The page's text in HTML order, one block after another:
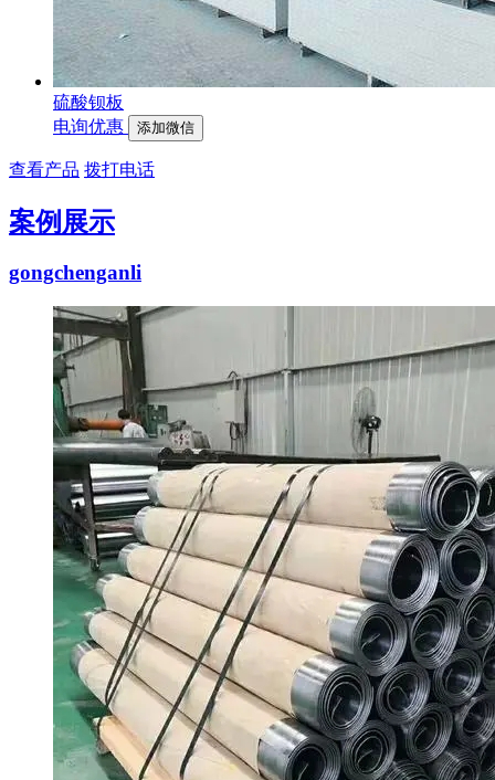
硫酸钡板
电询优惠
添加微信
查看产品 拨打电话
案例展示
gongchenganli